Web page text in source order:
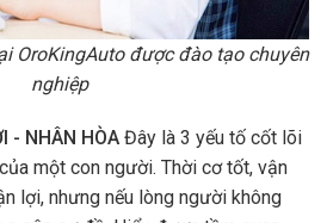
OroKingAuto được đào tạo chuyên
nghiệp
- NHÂN HÒA Đây là 3 yếu tố cốt lõi
một con người. Thời cơ tốt, vận
lợi, nhưng nếu lòng người không